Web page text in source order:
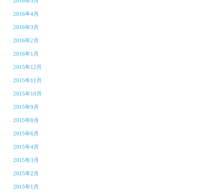
2016年4月
2016年3月
2016年2月
2016年1月
2015年12月
2015年11月
2015年10月
2015年9月
2015年8月
2015年6月
2015年4月
2015年3月
2015年2月
2015年1月